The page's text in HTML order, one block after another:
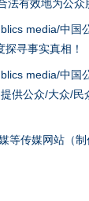
法有效地为公众
media/中
寻事实真相！
media/中
供公众/大众/
传媒网站（